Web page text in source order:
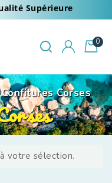
Supérieure
0
Confitures Corses
votre sélection.